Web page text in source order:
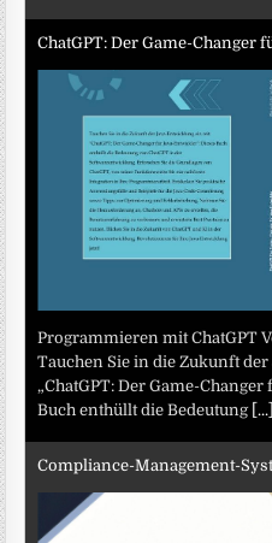
ChatGPT: Der Game-Changer
Programmieren mit ChatGPT
Tauchen Sie in die Zukunft
„ChatGPT: Der Game-
Buch enthüllt die Bedeutung [...]
Compliance-Management-